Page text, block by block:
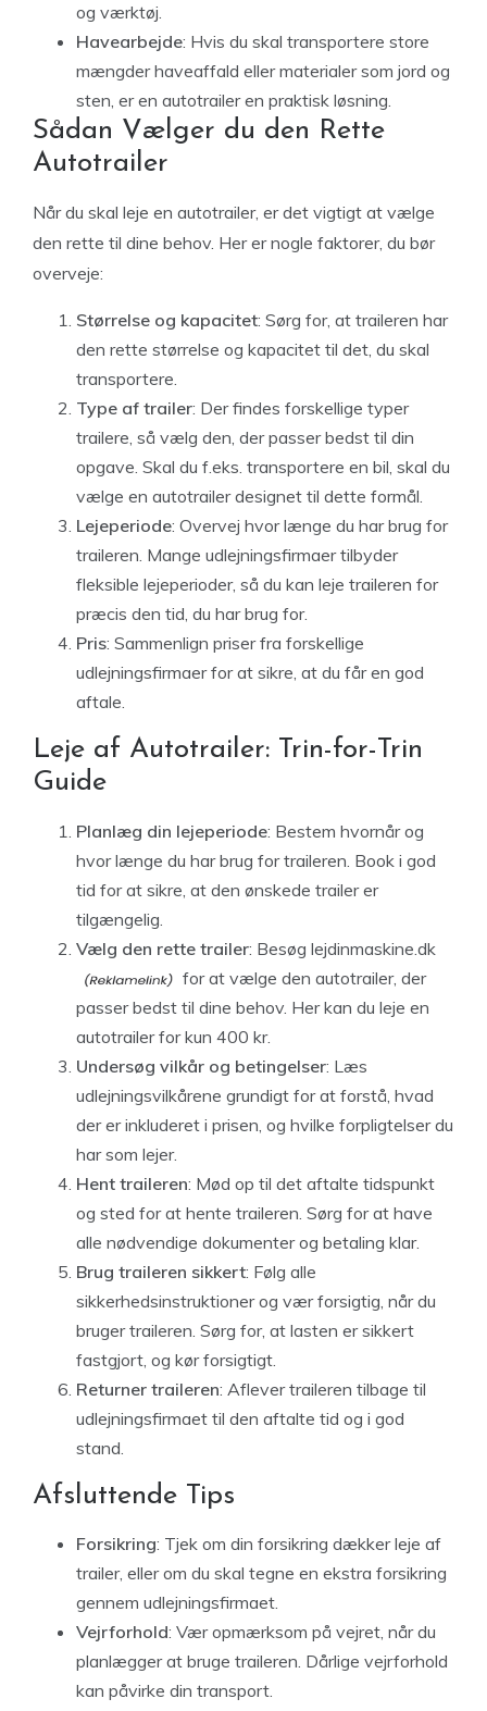
og værktøj.
Havearbejde: Hvis du skal transportere store
mængder haveaffald eller materialer som jord og
sten, er en autotrailer en praktisk løsning.
Sådan Vælger du den Rette
Autotrailer
Når du skal leje en autotrailer, er det vigtigt at vælge
den rette til dine behov. Her er nogle faktorer, du bør
overveje:
Størrelse og kapacitet: Sørg for, at traileren har
den rette størrelse og kapacitet til det, du skal
transportere.
Type af trailer: Der findes forskellige typer
trailere, så vælg den, der passer bedst til din
opgave. Skal du f.eks. transportere en bil, skal du
vælge en autotrailer designet til dette formål.
Lejeperiode: Overvej hvor længe du har brug for
traileren. Mange udlejningsfirmaer tilbyder
fleksible lejeperioder, så du kan leje traileren for
præcis den tid, du har brug for.
Pris: Sammenlign priser fra forskellige
udlejningsfirmaer for at sikre, at du får en god
aftale.
Leje af Autotrailer: Trin-for-Trin
Guide
Planlæg din lejeperiode: Bestem hvornår og
hvor længe du har brug for traileren. Book i god
tid for at sikre, at den ønskede trailer er
tilgængelig.
Vælg den rette trailer: Besøg lejdinmaskine.dk
for at vælge den autotrailer, der
passer bedst til dine behov. Her kan du leje en
autotrailer for kun 400 kr.
Undersøg vilkår og betingelser: Læs
udlejningsvilkårene grundigt for at forstå, hvad
der er inkluderet i prisen, og hvilke forpligtelser du
har som lejer.
Hent traileren: Mød op til det aftalte tidspunkt
og sted for at hente traileren. Sørg for at have
alle nødvendige dokumenter og betaling klar.
Brug traileren sikkert: Følg alle
sikkerhedsinstruktioner og vær forsigtig, når du
bruger traileren. Sørg for, at lasten er sikkert
fastgjort, og kør forsigtigt.
Returner traileren: Aflever traileren tilbage til
udlejningsfirmaet til den aftalte tid og i god
stand.
Afsluttende Tips
Forsikring: Tjek om din forsikring dækker leje af
trailer, eller om du skal tegne en ekstra forsikring
gennem udlejningsfirmaet.
Vejrforhold: Vær opmærksom på vejret, når du
planlægger at bruge traileren. Dårlige vejrforhold
kan påvirke din transport.